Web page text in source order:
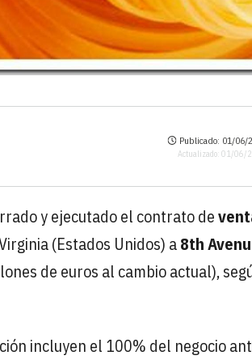
Publicado: 01/06/
Actualizado: 01/06/
y ejecutado el contrato de
(Estados Unidos) a8th
de euros al cambio actual),
incluyen el 100% del negocio